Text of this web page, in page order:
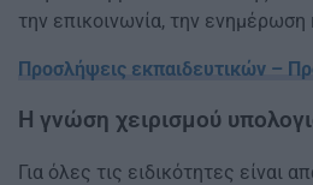
την επικοινωνία, την ενημέρωση
Προσλήψεις εκπαιδευτικών –
Η γνώση χειρισμού
Για όλες τις ειδικότητες είναι